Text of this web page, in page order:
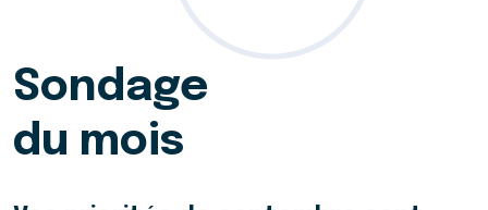
Sondage
du mois